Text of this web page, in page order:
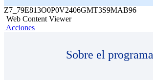
Z7_79E813O0P0V2406GMT3S9MAB96
Web Content Viewer
Acciones
Sobre el programa